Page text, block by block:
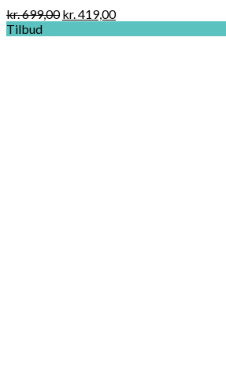
kr.699,00 Original
kr.419,00Current
Tilbud